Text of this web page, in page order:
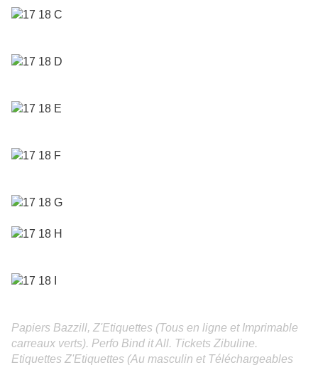
Papiers Bazzill, Z'Etiquettes (Tous en ligne et Imprimable
carreaux verts). Perfo Bind it All. Tickets Zibuline.
Etiquettes Z'Etiquettes (Au masculin et Téléchargeables